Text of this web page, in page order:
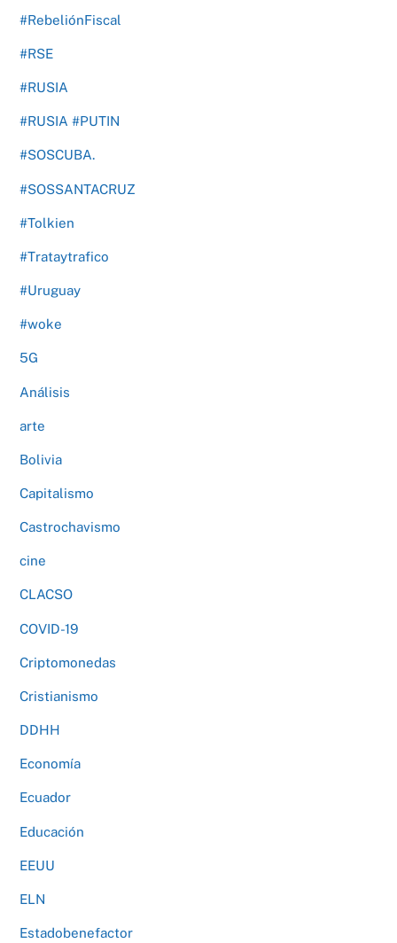
#RebeliónFiscal
#RSE
#RUSIA
#RUSIA #PUTIN
#SOSCUBA.
#SOSSANTACRUZ
#Tolkien
#Trataytrafico
#Uruguay
#woke
5G
Análisis
arte
Bolivia
Capitalismo
Castrochavismo
cine
CLACSO
COVID-19
Criptomonedas
Cristianismo
DDHH
Economía
Ecuador
Educación
EEUU
ELN
Estadobenefactor